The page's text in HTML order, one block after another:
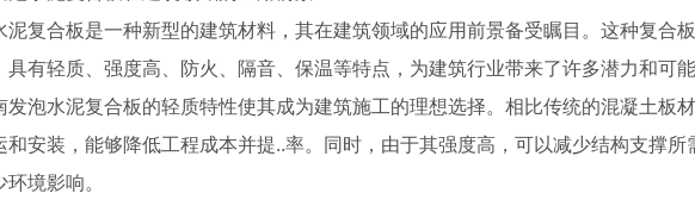
泥复合板是一种新型的建筑材料，其在建筑领域的应用前景备受瞩目。这种复合
具有轻质、强度高、防火、隔音、保温等特点，为建筑行业带来了许多潜力和可能
发泡水泥复合板的轻质特性使其成为建筑施工的理想选择。相比传统的混凝土板
和安装，能够降低工程成本并提..率。同时，由于其强度高，可以减少结构支撑所
境影响。